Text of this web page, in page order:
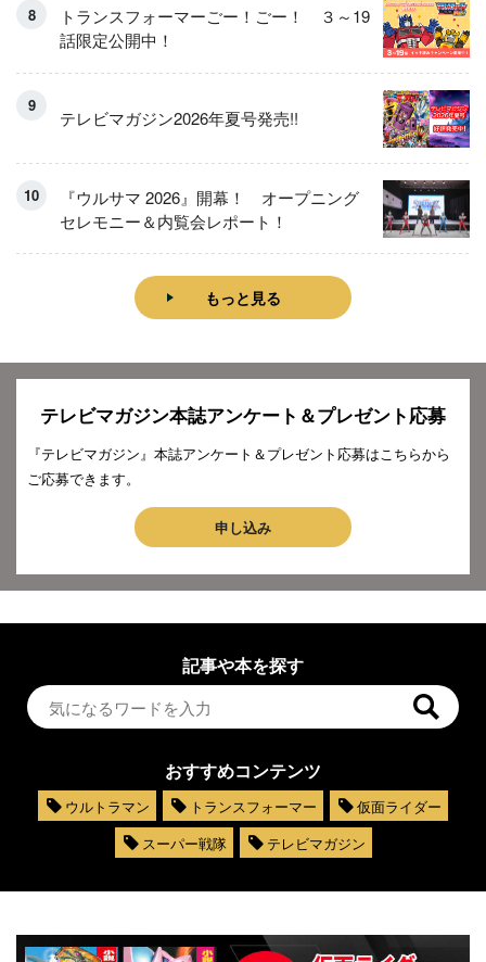
トランスフォーマーごー！ごー！ ３～19
話限定公開中！
テレビマガジン2026年夏号発売!!
『ウルサマ 2026』開幕！ オープニング
セレモニー＆内覧会レポート！
もっと見る
テレビマガジン本誌アンケート＆プレゼント応募
『テレビマガジン』本誌アンケート＆プレゼント応募はこちらから
ご応募できます。
申し込み
記事や本を探す
おすすめコンテンツ
ウルトラマン トランスフォーマー
仮面ライダー
スーパー戦隊
テレビマガジン